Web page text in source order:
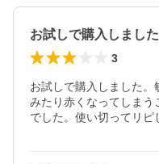
3
お試しで購入しました。
みたり赤くなってしまう
でした。使い切ってリピ